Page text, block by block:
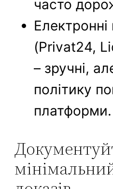
часто
Електронні
(Privat24,
– зручні,
політику
платформи.